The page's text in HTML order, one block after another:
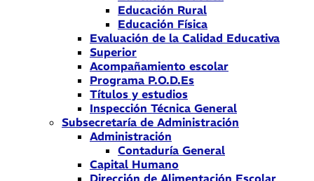
Educación Rural
Educación Física
Evaluación de la Calidad Educativa
Superior
Acompañamiento escolar
Programa P.O.D.Es
Títulos y estudios
Inspección Técnica General
Subsecretaría de Administración
Administración
Contaduría General
Capital Humano
Dirección de Alimentación Escolar